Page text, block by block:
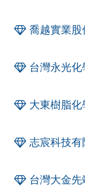
喬越實業股
台灣永光
大東樹脂
志宸科技有
台灣大金